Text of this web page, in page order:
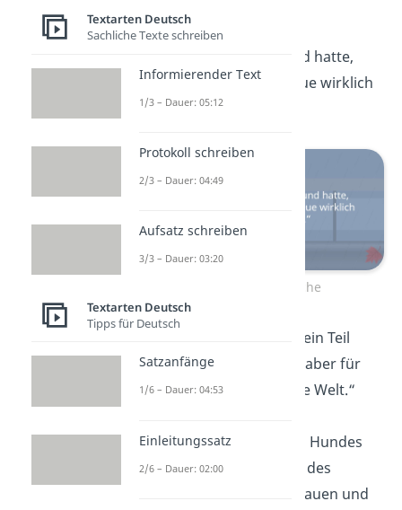
„Wer nie einen Hund hatte,
weiß nicht, was Treue wirklich
bedeutet.“
Hundesprüche
„Ein Hund mag nur ein Teil
deines Lebens sein, aber für
ihn bist du die ganze Welt.“
„In den Augen eines Hundes
liegt das Geheimnis des
Lebens: Liebe, Vertrauen und
Textarten Deutsch
Sachliche Texte schreiben
Informierender Text
1/3 – Dauer: 05:12
Protokoll schreiben
2/3 – Dauer: 04:49
Aufsatz schreiben
3/3 – Dauer: 03:20
Textarten Deutsch
Tipps für Deutsch
Satzanfänge
1/6 – Dauer: 04:53
Einleitungssatz
2/6 – Dauer: 02:00